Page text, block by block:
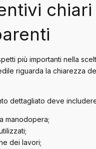
chiari
più importanti nella
riguarda la chiarezza
dettagliato deve
manodopera;
dei lavori;